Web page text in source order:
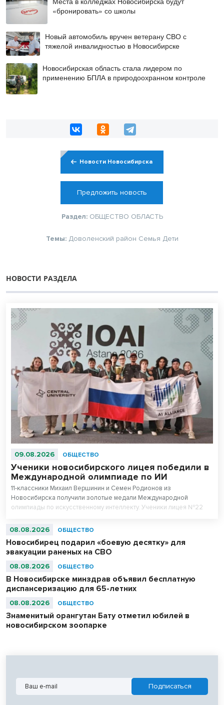
«бронировать» со школы
Новый автомобиль вручен ветерану СВО с
тяжелой инвалидностью в Новосибирске
Новосибирская область стала лидером по
применению БПЛА в природоохранном контроле
Новости Новосибирска
Предложить новость
Раздел: ОБЩЕСТВО ОБЛАСТЬ
Темы: Доволенский район Семья Дети
НОВОСТИ РАЗДЕЛА
09.08.2026 ОБЩЕСТВО
Ученики новосибирского лицея победили в
Международной олимпиаде по ИИ
11-классники Михаил Вершинин и Семен Родионов из
Новосибирска получили золотые медали Международной
олимпиады по искусственному интеллекту. Ученики лицея №22
абсолютными чемпионами соревнований.
08.08.2026 ОБЩЕСТВО
Новосибирец подарил «боевую десятку» для
эвакуации раненых на СВО
08.08.2026 ОБЩЕСТВО
В Новосибирске минздрав объявил бесплатную
диспансеризацию для 65-летних
08.08.2026 ОБЩЕСТВО
Знаменитый орангутан Бату отметил юбилей в
новосибирском зоопарке